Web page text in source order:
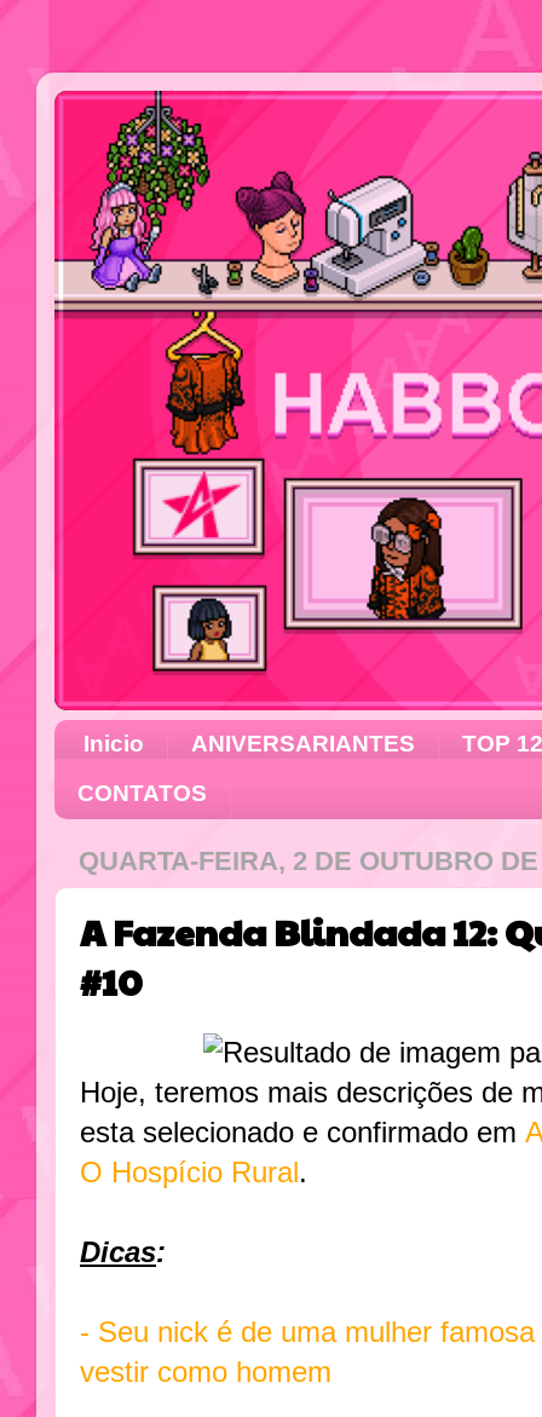
Inicio ANIVERSARIANTES
TOP 12
CONTATOS
QUARTA-FEIRA, 2 DE OUTUBRO
A Fazenda Blindada 12:
#10
Hoje, teremos mais descrições de
esta selecionado e confirmado em
O Hospício Rural.
Dicas:
- Seu nick é de uma mulher
vestir como homem